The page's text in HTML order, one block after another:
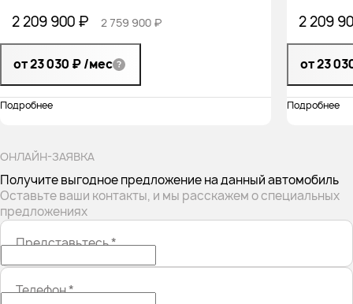
2 209 900 ₽ 2 759 900 ₽
от 23 030 ₽/мес
Подробнее
2 209
от 23
Подробнее
ОНЛАЙН-ЗАЯВКА
Получите выгодное предложение на данный автомобиль
Оставьте ваши контакты, и мы расскажем о специальных
предложениях
Представьтесь*
Телефон*